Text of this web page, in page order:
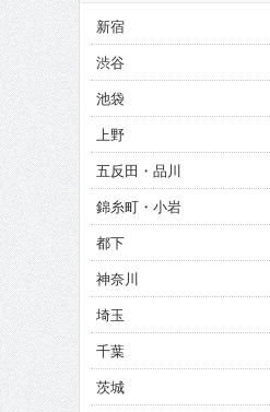
新宿
渋谷
池袋
上野
五反田・品川
錦糸町・小岩
都下
神奈川
埼玉
千葉
茨城